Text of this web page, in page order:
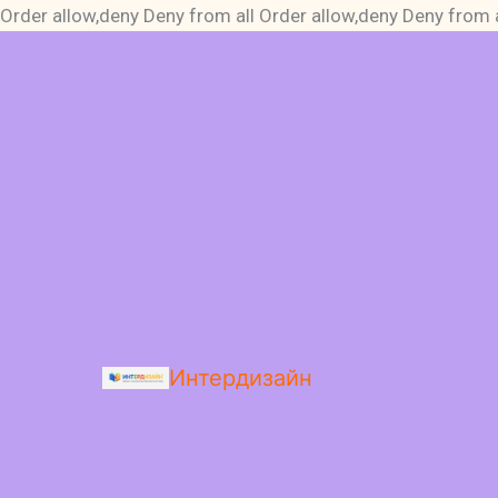
Order allow,deny Deny from all Order allow,deny Deny from
Интердизайн